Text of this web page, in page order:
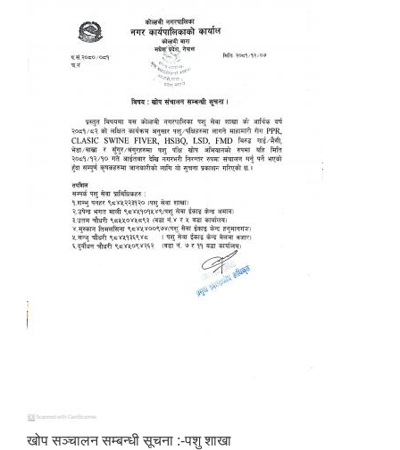
खोप सञ्चालन सम्बन्धी सूचना :-पशु शाखा